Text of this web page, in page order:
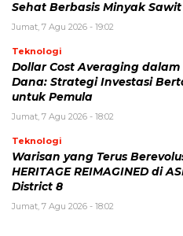
Sehat Berbasis Minyak Sawit
Jumat, 7 Agu 2026 - 19:02
Teknologi
Dollar Cost Averaging dalam
Dana: Strategi Investasi
untuk Pemula
Jumat, 7 Agu 2026 - 18:02
Teknologi
Warisan yang Terus
HERITAGE REIMAGINED di
District 8
Jumat, 7 Agu 2026 - 18:02